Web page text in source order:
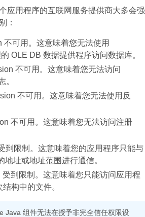
应用程序的互联网服务提供商大多会强
：
不可用。这意味着您无法使用
OLE DB 数据提供程序访问数据库。
不可用。这意味着您无法访问
。
不可用。这意味着您无法使用反
不可用。这意味着您无法访问注册
到限制。这意味着您的应用程序只能与
地址或地址范围进行通信。
到限制。这意味着您只能访问应用程
构中的文件。
Java 组件无法在授予非完全信任权限设